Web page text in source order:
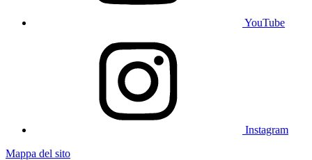
YouTube
Instagram
Mappa del sito